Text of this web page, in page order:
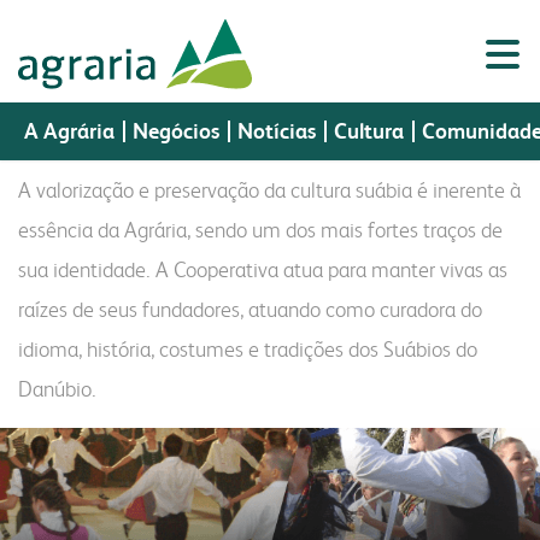
A Agrária Negócios Notícias Cultura
perfil
missão, visão e valores
política da gestão integrada
malte
óleo e farelo
colégio imperatriz
sementes
a agrária
indústria
a fapa
laboratório
fapa radar
nutrição animal
produtos
biblioteca digital
a fábrica
assistência técnica
Webmail
Cooperado
Técnica
Colaborador
cultura
A valorização e preservação da cultura suábia é inerente à
essência da Agrária, sendo um dos mais fortes traços de
sua identidade. A Cooperativa atua para manter vivas as
raízes de seus fundadores, atuando como curadora do
idioma, história, costumes e tradições dos Suábios do
Danúbio.